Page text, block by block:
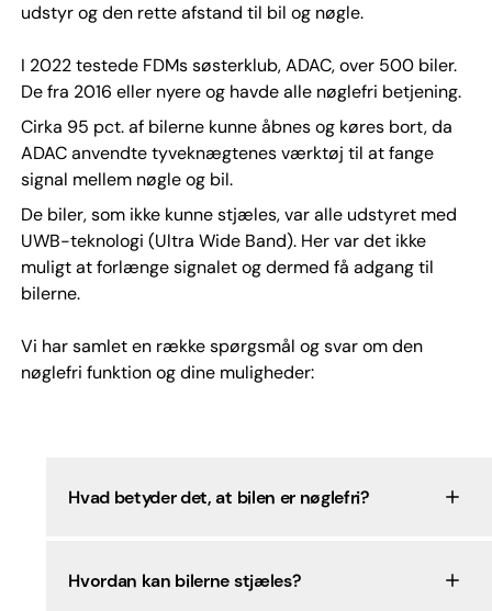
udstyr og den rette afstand til bil og nøgle.
I 2022 testede FDMs søsterklub, ADAC, over 500 biler.
De fra 2016 eller nyere og havde alle nøglefri betjening.
Cirka 95 pct. af bilerne kunne åbnes og køres bort, da
ADAC anvendte tyveknægtenes værktøj til at fange
signal mellem nøgle og bil.
De biler, som ikke kunne stjæles, var alle udstyret med
UWB-teknologi (Ultra Wide Band). Her var det ikke
muligt at forlænge signalet og dermed få adgang til
bilerne.
Vi har samlet en række spørgsmål og svar om den
nøglefri funktion og dine muligheder:
Hvad betyder det, at bilen er nøglefri?
Hvordan kan bilerne stjæles?